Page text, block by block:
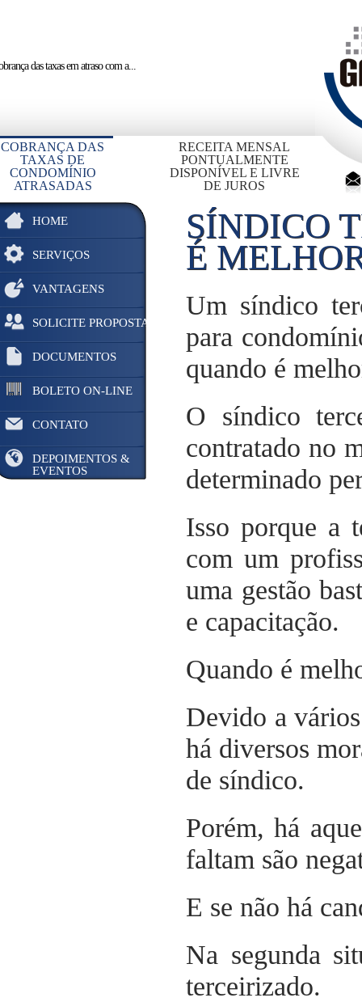
das taxas em atrasocom a...
COBRANÇA DAS
TAXAS DE
CONDOMÍNIO
ATRASADAS
RECEITA MENSAL
PONTUALMENTE
DISPONÍVEL E LIVRE
DE JUROS
HOME
SERVIÇOS
VANTAGENS
SOLICITE PROPOSTA
DOCUMENTOS
BOLETO ON-LINE
CONTATO
DEPOIMENTOS &
EVENTOS
SÍNDICO
É
Um síndico
para
quando é
O síndico
contratado no
determinado
Isso porque a
com um
uma gestão
e capacitação.
Quando é
Devido a
há diversos
de síndico.
Porém, há
faltam são
E se não há
Na segunda
terceirizado.